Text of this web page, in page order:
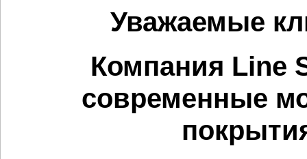
Уважаемые
Компания Line
современные